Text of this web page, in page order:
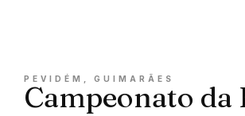
PEVIDÉM, GUIMARÃES
Campeonato da